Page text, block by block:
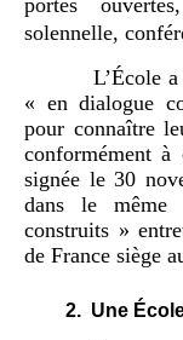
solennelle,
L’École
« en dialogue
pour connaître
conformément
signée le 30
dans le même
construits »
de France siège
2. Une